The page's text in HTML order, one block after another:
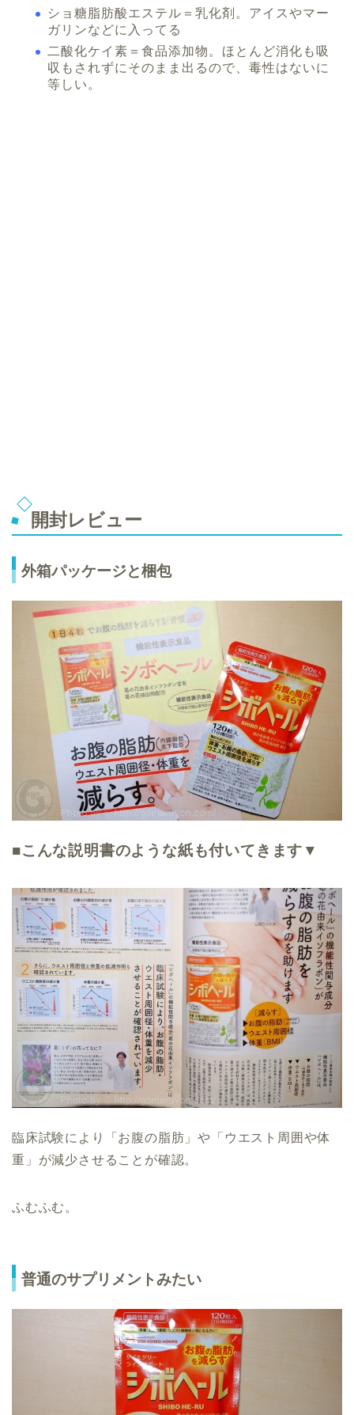
ショ糖脂肪酸エステル＝乳化剤。アイスやマー
ガリンなどに入ってる
二酸化ケイ素＝食品添加物。ほとんど消化も吸
収もされずにそのまま出るので、毒性はないに
等しい。
開封レビュー
外箱パッケージと梱包
■こんな説明書のような紙も付いてきます▼
臨床試験により「お腹の脂肪」や「ウエスト周囲や体
重」が減少させることが確認。
ふむふむ。
普通のサプリメントみたい